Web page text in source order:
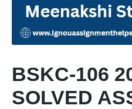
BSKC-106
SOLVED